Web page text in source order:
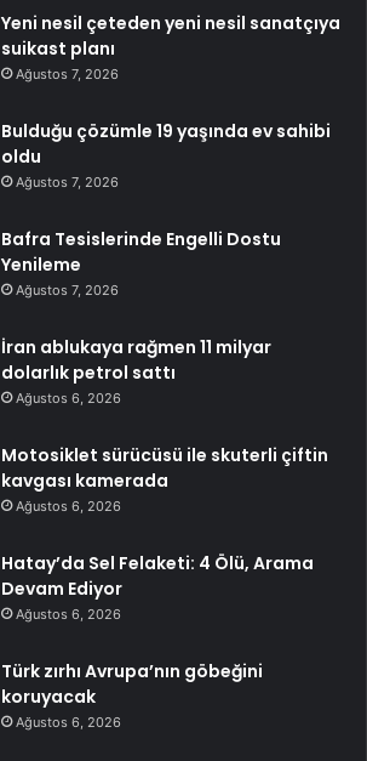
Yeni nesil çeteden yeni nesil sanatçıya
suikast planı
Ağustos 7, 2026
Bulduğu çözümle 19 yaşında ev sahibi
oldu
Ağustos 7, 2026
Bafra Tesislerinde Engelli Dostu
Yenileme
Ağustos 7, 2026
İran ablukaya rağmen 11 milyar
dolarlık petrol sattı
Ağustos 6, 2026
Motosiklet sürücüsü ile skuterli çiftin
kavgası kamerada
Ağustos 6, 2026
Hatay’da Sel Felaketi: 4 Ölü, Arama
Devam Ediyor
Ağustos 6, 2026
Türk zırhı Avrupa’nın göbeğini
koruyacak
Ağustos 6, 2026